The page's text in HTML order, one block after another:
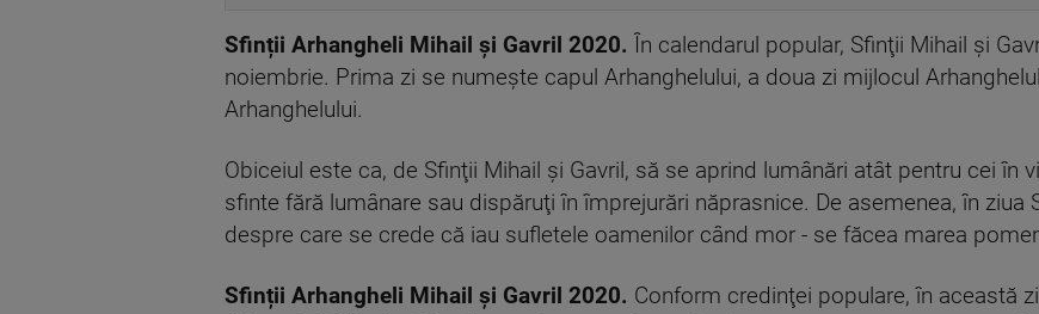
Sfinții Arhangheli Mihail și Gavril 2020. În calendarul popular, Sfinţii Mihail şi
noiembrie. Prima zi se numeşte capul Arhanghelului, a doua zi mijlocul
Arhanghelului.
Obiceiul este ca, de Sfinţii Mihail şi Gavril, să se aprind lumânări atât pentru cei în
sfinte fără lumânare sau dispăruţi în împrejurări năprasnice. De asemenea, în ziua
despre care se crede că iau sufletele oamenilor când mor - se făcea marea
Sfinții Arhangheli Mihail și Gavril 2020. Conform credinţei populare, în această